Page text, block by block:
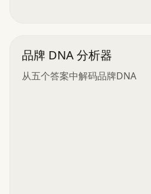
品牌 DNA 分析器
从五个答案中解码品牌DNA